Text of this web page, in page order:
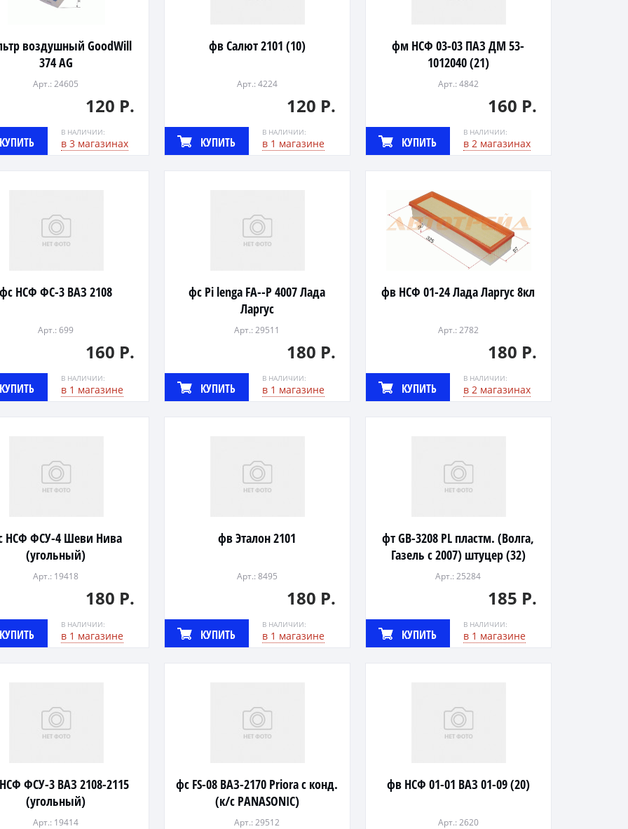
воздушный GoodWill
374 AG
Арт.: 24605
120 Р.
КУПИТЬ
В НАЛИЧИИ:
в 3 магазинах
фв Салют 2101 (10)
Арт.: 4224
120 Р.
КУПИТЬ
В НАЛИЧИИ:
в 1 магазине
фм НСФ 03-03 ПАЗ ДМ 53-
1012040 (21)
Арт.: 4842
160 Р.
КУПИТЬ
В НАЛИЧИИ:
в 2 магазинах
фс НСФ ФС-3 ВАЗ 2108
Арт.: 699
160 Р.
КУПИТЬ
В НАЛИЧИИ:
в 1 магазине
фс Pi lеnga FA--P 4007 Лада
Ларгус
Арт.: 29511
180 Р.
КУПИТЬ
В НАЛИЧИИ:
в 1 магазине
фв НСФ 01-24 Лада Ларгус 8кл
Арт.: 2782
180 Р.
КУПИТЬ
В НАЛИЧИИ:
в 2 магазинах
НСФ ФСУ-4 Шеви Нива
(угольный)
Арт.: 19418
180 Р.
КУПИТЬ
В НАЛИЧИИ:
в 1 магазине
фв Эталон 2101
Арт.: 8495
180 Р.
КУПИТЬ
В НАЛИЧИИ:
в 1 магазине
фт GB-3208 PL пластм. (Волга,
Газель с 2007) штуцер (32)
Арт.: 25284
185 Р.
КУПИТЬ
В НАЛИЧИИ:
в 1 магазине
ФСУ-3 ВАЗ 2108-2115
(угольный)
Арт.: 19414
фс FS-08 ВАЗ-2170 Priora с конд.
(к/с PANASONIC)
Арт.: 29512
фв НСФ 01-01 ВАЗ 01-09 (20)
Арт.: 2620